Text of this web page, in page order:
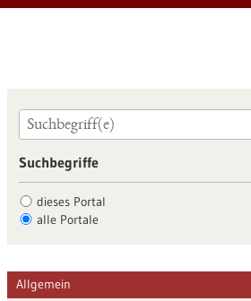
Suchbegriffe
dieses Portal
alle Portale
Allgemein